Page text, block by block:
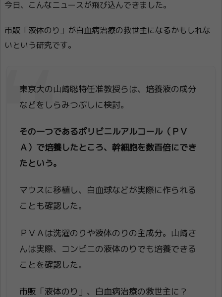
今日、こんなニュースが飛び込んできました。
市販「液体のり」が白血病治療の救世主になるかもしれな
いという研究です。
東京大の山崎聡特任准教授らは、培養液の成分
などをしらみつぶしに検討。
その一つであるポリビニルアルコール（ＰＶ
Ａ）で培養したところ、幹細胞を数百倍にでき
たという。
マウスに移植し、白血球などが実際に作られる
ことも確認した。
ＰＶＡは洗濯のりや液体のりの主成分。山崎さ
んは実際、コンビニの液体のりでも培養できる
ことを確認した。
市販「液体のり」、白血病治療の救世主に？